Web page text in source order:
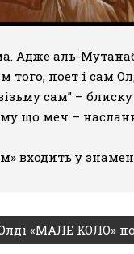
Адже аль-
того, поет і
візьму сам” –
що меч –
входить у
«МАЛЕ КОЛО»